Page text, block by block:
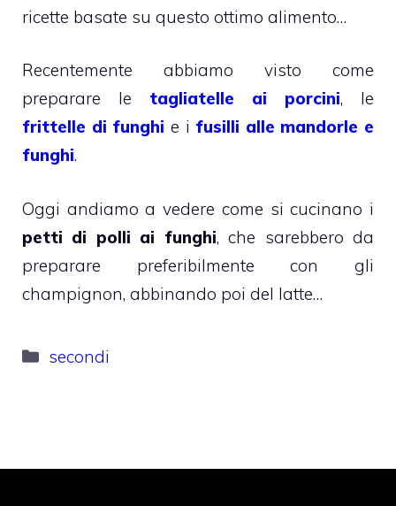
ricette basate su questo ottimo alimento…
Recentemente abbiamo visto come
preparare le tagliatelle ai porcini, le
frittelle di funghi e i fusilli alle mandorle e
funghi.
Oggi andiamo a vedere come si cucinano i
petti di polli ai funghi, che sarebbero da
preparare preferibilmente con gli
champignon, abbinando poi del latte…
Categorie
secondi